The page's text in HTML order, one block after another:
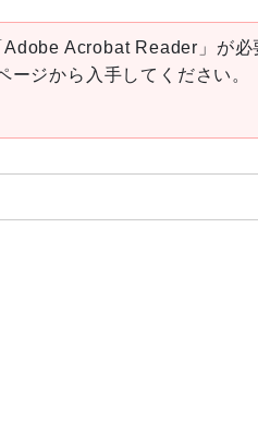
Acrobat Reader」が必
ジから入手してください。